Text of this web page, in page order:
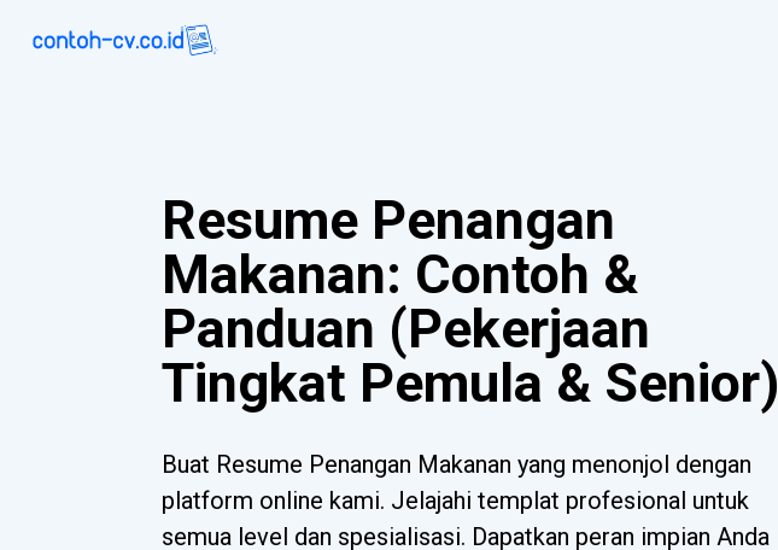
Resume Penangan
Makanan: Contoh &
Panduan (Pekerjaan
Tingkat Pemula & Senior)
Buat Resume Penangan Makanan yang menonjol dengan
platform online kami. Jelajahi templat profesional untuk
semua level dan spesialisasi. Dapatkan peran impian Anda